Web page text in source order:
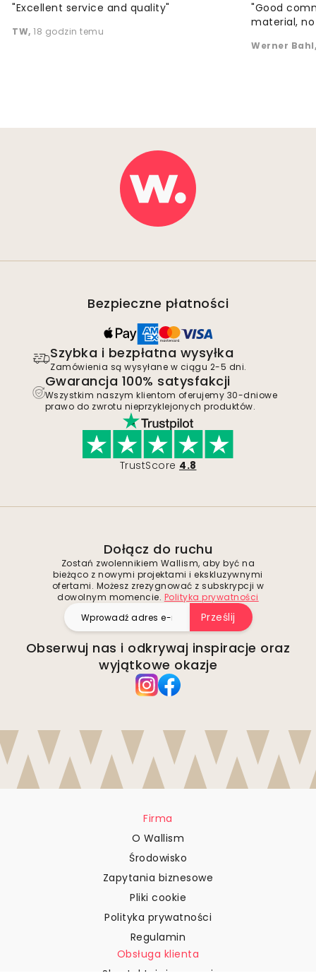
"Excellent service and quality"
TW, 18 godzin temu
"Good
material,
Werner Bahl
Bezpieczne płatności
Szybka i bezpłatna wysyłka
Zamówienia są wysyłane w ciągu 2-5 dni.
Gwarancja 100% satysfakcji
Wszystkim naszym klientom oferujemy 30-dniowe
prawo do zwrotu nieprzyklejonych produktów.
TrustScore 4.8
Dołącz do ruchu
Zostań zwolennikiem Wallism, aby być na
bieżąco z nowymi projektami i ekskluzywnymi
ofertami. Możesz zrezygnować z subskrypcji w
dowolnym momencie. Polityka prywatności
Prześlij
Obserwuj nas i odkrywaj inspiracje oraz
wyjątkowe okazje
Firma
O Wallism
Środowisko
Zapytania biznesowe
Pliki cookie
Polityka prywatności
Regulamin
Obsługa klienta
Skontaktuj się z nami